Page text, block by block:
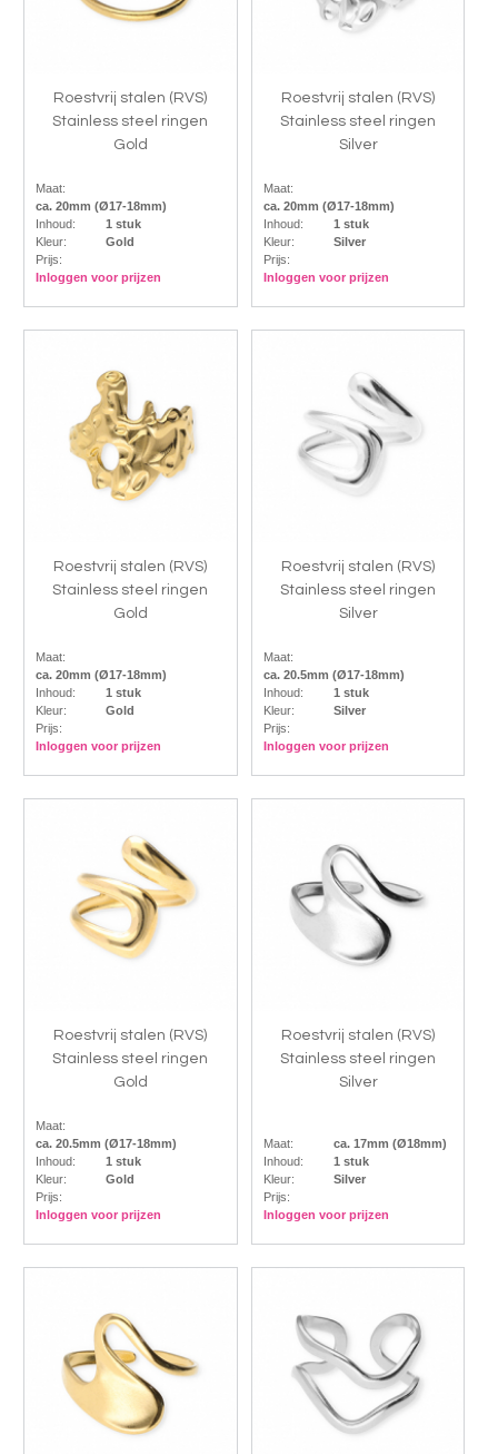
Roestvrij stalen (RVS)
Stainless steel ringen
Gold
Maat:
ca. 20mm (Ø17-18mm)
Inhoud:
1 stuk
Kleur:
Gold
Prijs:
Inloggen voor prijzen
Roestvrij stalen (RVS)
Stainless steel ringen
Silver
Maat:
ca. 20mm (Ø17-18mm)
Inhoud:
1 stuk
Kleur:
Silver
Prijs:
Inloggen voor prijzen
Roestvrij stalen (RVS)
Stainless steel ringen
Gold
Maat:
ca. 20mm (Ø17-18mm)
Inhoud:
1 stuk
Kleur:
Gold
Prijs:
Inloggen voor prijzen
Roestvrij stalen (RVS)
Stainless steel ringen
Silver
Maat:
ca. 20.5mm (Ø17-18mm)
Inhoud:
1 stuk
Kleur:
Silver
Prijs:
Inloggen voor prijzen
Roestvrij stalen (RVS)
Stainless steel ringen
Gold
Maat:
ca. 20.5mm (Ø17-18mm)
Inhoud:
1 stuk
Kleur:
Gold
Prijs:
Inloggen voor prijzen
Roestvrij stalen (RVS)
Stainless steel ringen
Silver
Maat:
ca. 17mm (Ø18mm)
Inhoud:
1 stuk
Kleur:
Silver
Prijs:
Inloggen voor prijzen